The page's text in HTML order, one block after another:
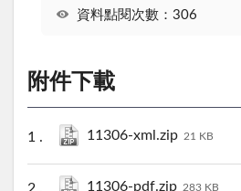
資料點閱次數：306
附件下載
11306-xml.zip 21 KB
11306-pdf.zip 283 KB